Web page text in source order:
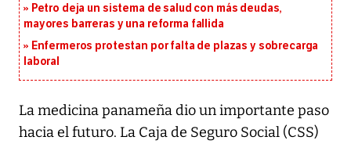
Petro deja un sistema de salud con más deudas,
mayores barreras y una reforma fallida
Enfermeros protestan por falta de plazas y sobrecarga
laboral
La medicina panameña dio un importante paso
hacia el futuro. La Caja de Seguro Social (CSS)